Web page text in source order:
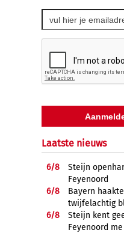
Laatste nieuws
6/8
Steijn
Feyenoord
6/8
Bayern
twijfelachtig
6/8
Steijn kent
Feyenoord